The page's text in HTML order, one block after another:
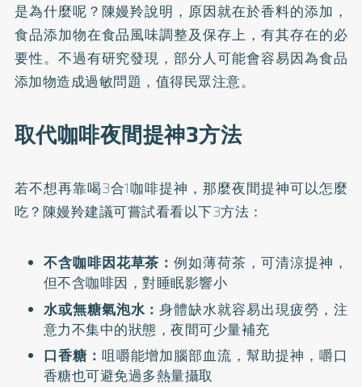
是為什麼呢？陳嫚羚說明，原因就在於香料的添加，
食品添加物在食品風味調整及保存上，有其存在的必
要性。不過有研究發現，部分人可能會容易因為食品
添加物造成過敏問題，值得民眾注意。
取代咖啡夜間提神3方法
若不想再靠喝3合1咖啡提神，那麼夜間提神可以怎麼
吃？陳嫚羚建議可嘗試看看以下3方法：
不含咖啡因花草茶：例如薄荷茶，可清涼提神，
但不含咖啡因，對睡眠影響小
水或無糖氣泡水：身體缺水就容易出現疲勞，注
意力不集中的狀態，夜間可少量補充
口香糖： 咀嚼能增加腦部血流，幫助提神，嚼口
香糖也可避免過多熱量攝取